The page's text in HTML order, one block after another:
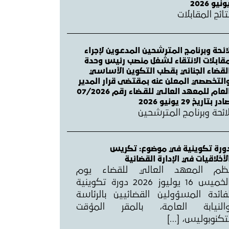
2026
المقابلات
وبرنامـج المترشحين المدعـوين لإجراء
الانتقاء لـشغل منصب رئيس وحدة
القضاء الجنائي بقطب التكوين الأساسي
المعلن عنه بمقتضى قرار المدير
العام للمعهد العالـي للقـضاء رقم 07/2026
بتاريخ 29 يونيو 2026
لائحة وبرنامج المترشحين
تكوينية في موضوع: تكريس
الأخلاقيات في الإدارة القضائية
المعهد العالي للقضاء يوم
الخميس 16 يوليوز 2026 دورة تكوينية
لفائدة المسؤولين القضائيين بالرئاسة
العامة، بالمقر المؤقت
[…]